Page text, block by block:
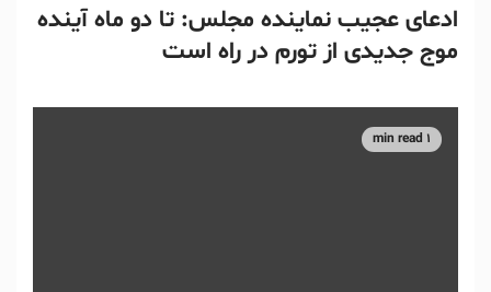
ادعای عجیب نماینده مجلس: تا دو ماه آینده
موج جدیدی از تورم در راه است
1 min read